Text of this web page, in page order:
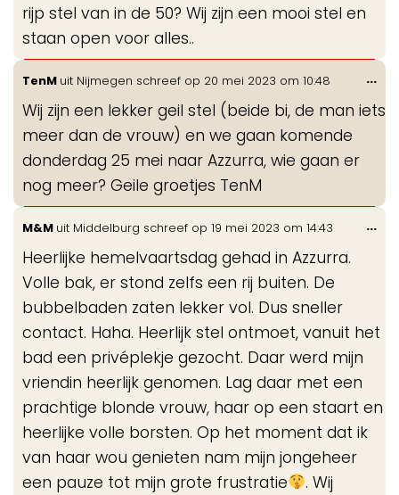
rijp stel van in de 50? Wij zijn een mooi stel en
staan open voor alles..
TenM uit Nijmegen schreef op 20 mei 2023 om 10:48
Wij zijn een lekker geil stel (beide bi, de man iets
meer dan de vrouw) en we gaan komende
donderdag 25 mei naar Azzurra, wie gaan er
nog meer? Geile groetjes TenM
...
M&M uit Middelburg schreef op 19 mei 2023 om 14:43
Heerlijke hemelvaartsdag gehad in Azzurra.
Volle bak, er stond zelfs een rij buiten. De
bubbelbaden zaten lekker vol. Dus sneller
contact. Haha. Heerlijk stel ontmoet, vanuit het
bad een privéplekje gezocht. Daar werd mijn
vriendin heerlijk genomen. Lag daar met een
prachtige blonde vrouw, haar op een staart en
heerlijke volle borsten. Op het moment dat ik
van haar wou genieten nam mijn jongeheer
een pauze tot mijn grote frustratie
. Wij
...